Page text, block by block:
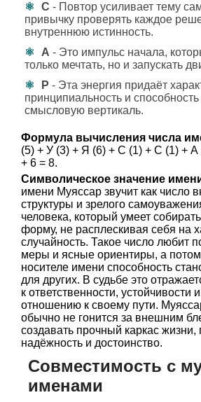
С - Повтор усиливает тему
привычку проверять каждое
внутреннюю истинность.
А - Это импульс начала,
только мечтать, но и запускать
Р - Эта энергия придаёт
принципиальность и
смысловую вертикаль.
Формула вычисления числа
(5) + У (3) + Я (6) + С (1) + С (1) + А
+ 6 = 8.
Символическое значение
имени Муяссар звучит как число
структуры и зрелого
человека, который умеет
форму, не расплескивая себя на
случайность. Такое число любит
меры и ясные ориентиры, а
носителе имени способность
для других. В судьбе это
к ответственности, устойчивости
отношению к своему пути.
обычно не гонится за внешним
создавать прочный каркас жизни,
надёжность и достоинство.
Совместимость с
именами